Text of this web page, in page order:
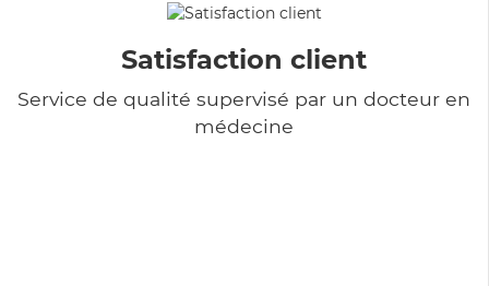
Satisfaction client
Service de qualité supervisé par un docteur en
médecine